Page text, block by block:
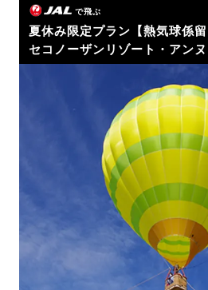
で飛ぶ
夏休み限定プラン【熱気球係
セコノーザンリゾート・アンヌ